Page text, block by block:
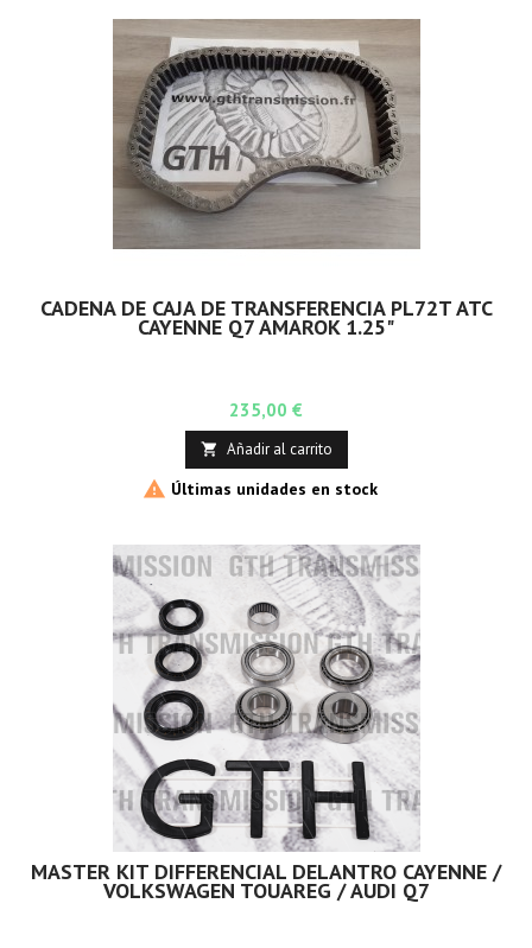
CADENA DE CAJA DE TRANSFERENCIA PL72T ATC
CAYENNE Q7 AMAROK 1.25"
Precio
235,00 €
 Añadir al carrito
 Últimas unidades en stock
MASTER KIT DIFFERENCIAL DELANTRO CAYENNE /
VOLKSWAGEN TOUAREG / AUDI Q7